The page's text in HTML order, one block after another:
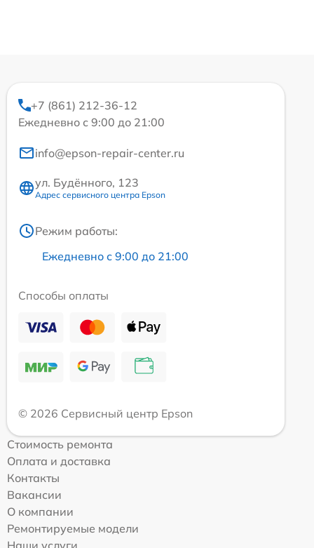
+7 (861) 212-36-12
Ежедневно с 9:00 до 21:00
info@epson-repair-center.ru
ул. Будённого, 123
Адрес сервисного центра Epson
Режим работы:
Ежедневно с 9:00 до 21:00
Способы оплаты
© 2026 Сервисный центр Epson
Стоимость ремонта
Оплата и доставка
Контакты
Вакансии
О компании
Ремонтируемые модели